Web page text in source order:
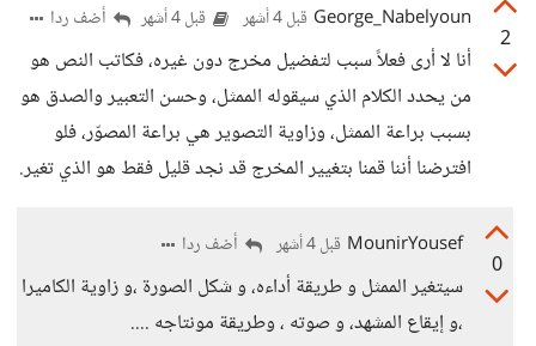
2
George_Nabelyoun قبل 4 أشهر قبل 4 أشهر أضف ردا
أنا لا أرى فعلاً سبب لتفضيل مخرج دون غيره، فكاتب النص هو
من يحدد الكلام الذي سيقوله الممثل، وحسن التعبير والصدق هو
بسبب براعة الممثل، وزاوية التصوير هي براعة المصوّر، فلو
افترضنا أننا قمنا بتغيير المخرج قد نجد قليل فقط هو الذي تغير.
0
MounirYousef قبل 4 أشهر أضف ردا
سيتغير الممثل و طريقة أداءه، و شكل الصورة ،و زاوية الكاميرا
،و إيقاع المشهد، و صوته ، وطريقة مونتاجه ....